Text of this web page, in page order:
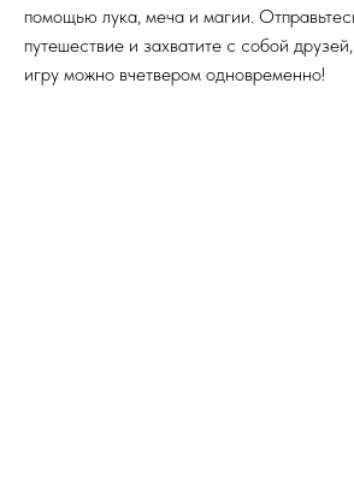
помощью лука, меча и магии.
путешествие и захватите с собой
игру можно вчетвером одновременно!